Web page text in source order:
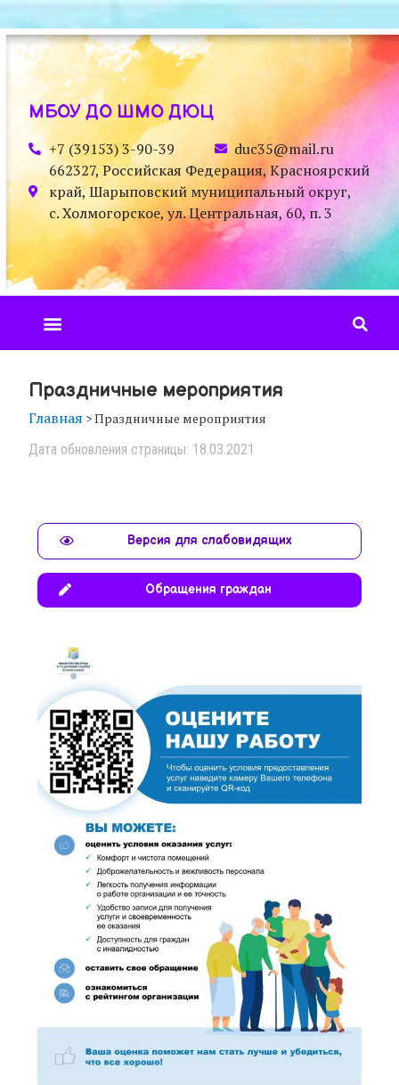
МБОУ ДО ШМО ДЮЦ
+7 (39153) 3-90-39
duc35@mail.ru
662327, Российская Федерация, Красноярский
край, Шарыповский муниципальный округ,
с. Холмогорское, ул. Центральная, 60, п. 3
Праздничные мероприятия
Главная >Праздничные мероприятия
Дата обновления страницы: 18.03.2021
Версия для слабовидящих
Обращения граждан